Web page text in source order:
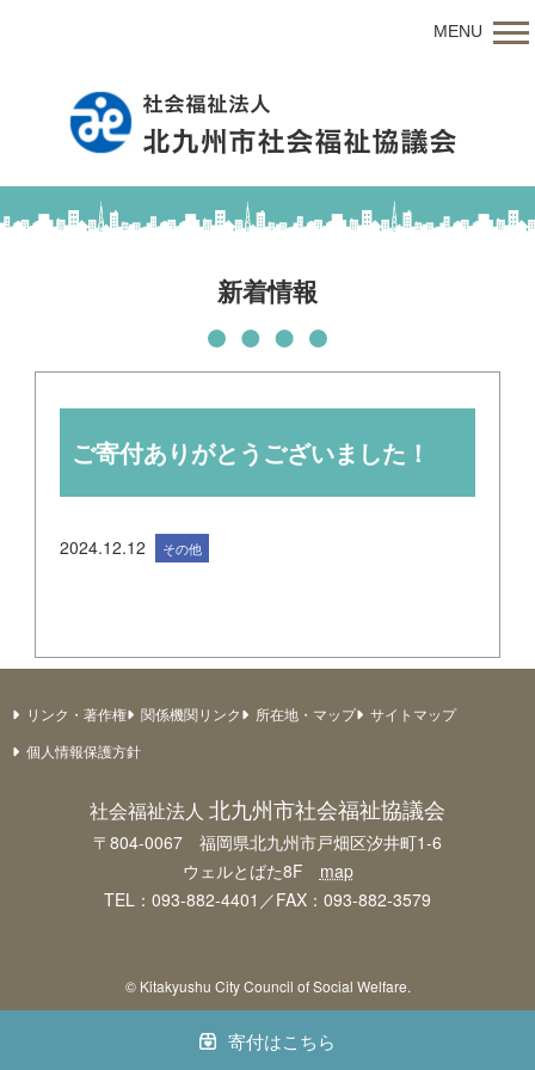
MENU
新着情報
ご寄付ありがとうございました！
2024.12.12 その他
リンク・著作権 関係機関リンク 所在地・マップ
サイトマップ
個人情報保護方針
社会福祉法人 北九州市社会福祉協議会
〒804-0067 福岡県北九州市戸畑区汐井町1-6
ウェルとばた8F map
TEL：093-882-4401／FAX：093-882-3579
© Kitakyushu City Council of Social Welfare.
寄付はこちら